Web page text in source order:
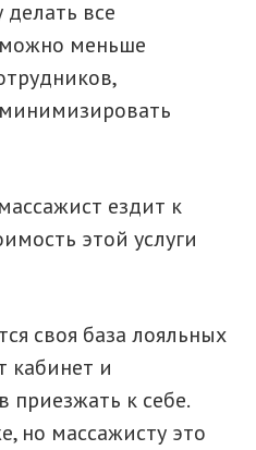
все
можно меньше
ездит к
этой услуги
своя база лояльных
кабинет и
приезжать к себе.
но массажисту это